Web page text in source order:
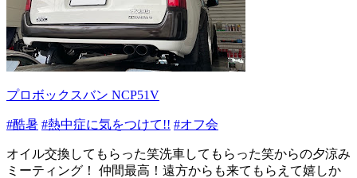
プロボックスバン NCP51V
#酷暑 #熱中症に気をつけて!! #オフ会
オイル交換してもらった笑洗車してもらった笑からの夕涼み
ミーティング！ 仲間最高！遠方からも来てもらえて嬉しか